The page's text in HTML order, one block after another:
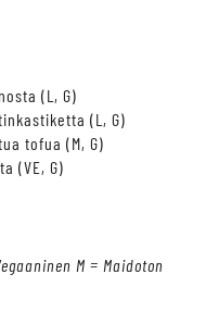
(L, G)
(L, G)
tofua (M, G)
(VE, G)
M = Maidoton